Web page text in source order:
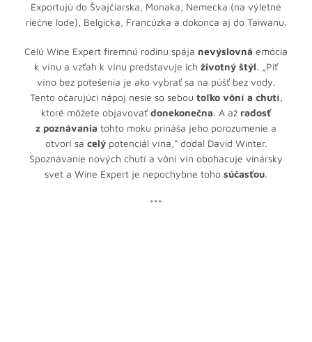
Exportujú do Švajčiarska, Monaka, Nemecka (na výletné
riečne lode), Belgicka, Francúzka a dokonca aj do Taiwanu.
Celú Wine Expert firemnú rodinu spája nevýslovná emócia
k vínu a vzťah k vínu predstavuje ich životný štýl. „Piť
víno bez potešenia je ako vybrať sa na púšť bez vody.
Tento očarujúci nápoj nesie so sebou toľko vôní a chutí,
ktoré môžete objavovaťdonekonečna. A až radosť
z poznávania tohto moku prináša jeho porozumenie a
otvorí sa celýpotenciál vína,“ dodal David Winter.
Spoznávanie nových chutí a vôní vín obohacuje vinársky
svet a Wine Expert je nepochybne toho súčasťou.
***